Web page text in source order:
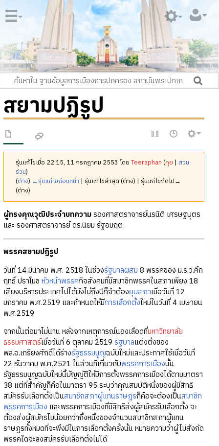
สยามปฏิรูป
รุ่นแก้ไขเมื่อ 22:15, 11 กรกฎาคม 2553 โดยTeeraphan (คุย | ส่วน
ร่วม)
(ต่าง) ←รุ่นแก้ไขก่อนหน้า | รุ่นแก้ไขล่าสุด (ต่าง) | รุ่นแก้ไขถัดไป→
(ต่าง)
ผู้ทรงคุณวุฒิประจำบทความรองศาสตราจารย์นรนิติ เศรษฐบุตร
และ รองศาสตราจารย์ ดร.นิยม รัฐอมฤต
พรรคสยามปฏิรูป
วันที่ 14 มีนาคม พ.ศ. 2518 ในช่วงรัฐบาลผสม 8 พรรคของ ม.ร.ว.คึก
ฤทธิ์ ปราโมช หัวหน้าพรรคกิจสังคมที่มีสมาชิกพรรคในสภาเพียง 18
เสียงบริหารประเทศไปได้ยังไม่ถึงปีก็จำต้องยุบสภาเมื่อวันที่ 12
มกราคม พ.ศ.2519 และกำหนดให้มีการเลือกตั้งใหม่ในวันที่ 4 เมษายน
พ.ศ.2519
จากนั้นต่อมาไม่นาน หลังจากเหตุการณ์นองเลือดที่มหาวิทยาลัย
ธรรมศาสตร์เมื่อวันที่ 6 ตุลาคม 2519 รัฐบาลแต่งตั้งของ
พล.อ.เกรียงศักดิ์ได้ร่างรัฐธรรมนูญฉบับใหม่และประกาศใช้เมื่อวันที่
22 ธันวาคม พ.ศ.2521 ในส่วนที่เกี่ยวกับพรรคการเมืองนั้น
รัฐธรรมนูญฉบับใหม่นี้บัญญัติให้มีการตั้งพรรคการเมืองได้ตามมาตรา
38 แต่ที่สำคัญก็คือในมาตรา 95 ระบุว่าคุณสมบัติหนึ่งของผู้มีสิทธิ
สมัครรับเลือกตั้งเป็นสมาชิกสภาผู้แทนราษฎรก็คือจะต้องเป็นสมาชิก
พรรคการเมือง และพรรคการเมืองที่มีสิทธิส่งผู้สมัครรับเลือกตั้ง จะ
ต้องส่งผู้สมัครไม่น้อยกว่ากึ่งหนึ่งของจำนวนสมาชิกสภาผู้แทน
ราษฎรทั้งหมดที่จะพึงมีในการเลือกตั้งครั้งนั้น หมายความว่าผู้ไม่สังกัด
พรรคใดจะลงสมัครรับเลือกตั้งไม่ได้